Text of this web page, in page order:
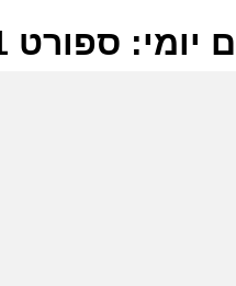
ספורט 1 26-06-2026